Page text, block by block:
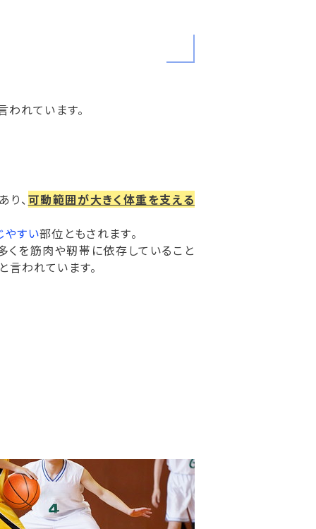
れています。
、可動範囲が大きく体重を支える
やすい部位ともされます。
を筋肉や靭帯に依存していること
言われています。